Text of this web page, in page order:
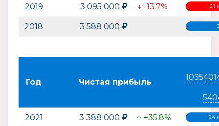
2019 3 095 000 ↓ -13.7% 3.1
2018 3 588 000
Год Чистая прибыль
2021 3 388 000 ↑ +35.8% 3.4